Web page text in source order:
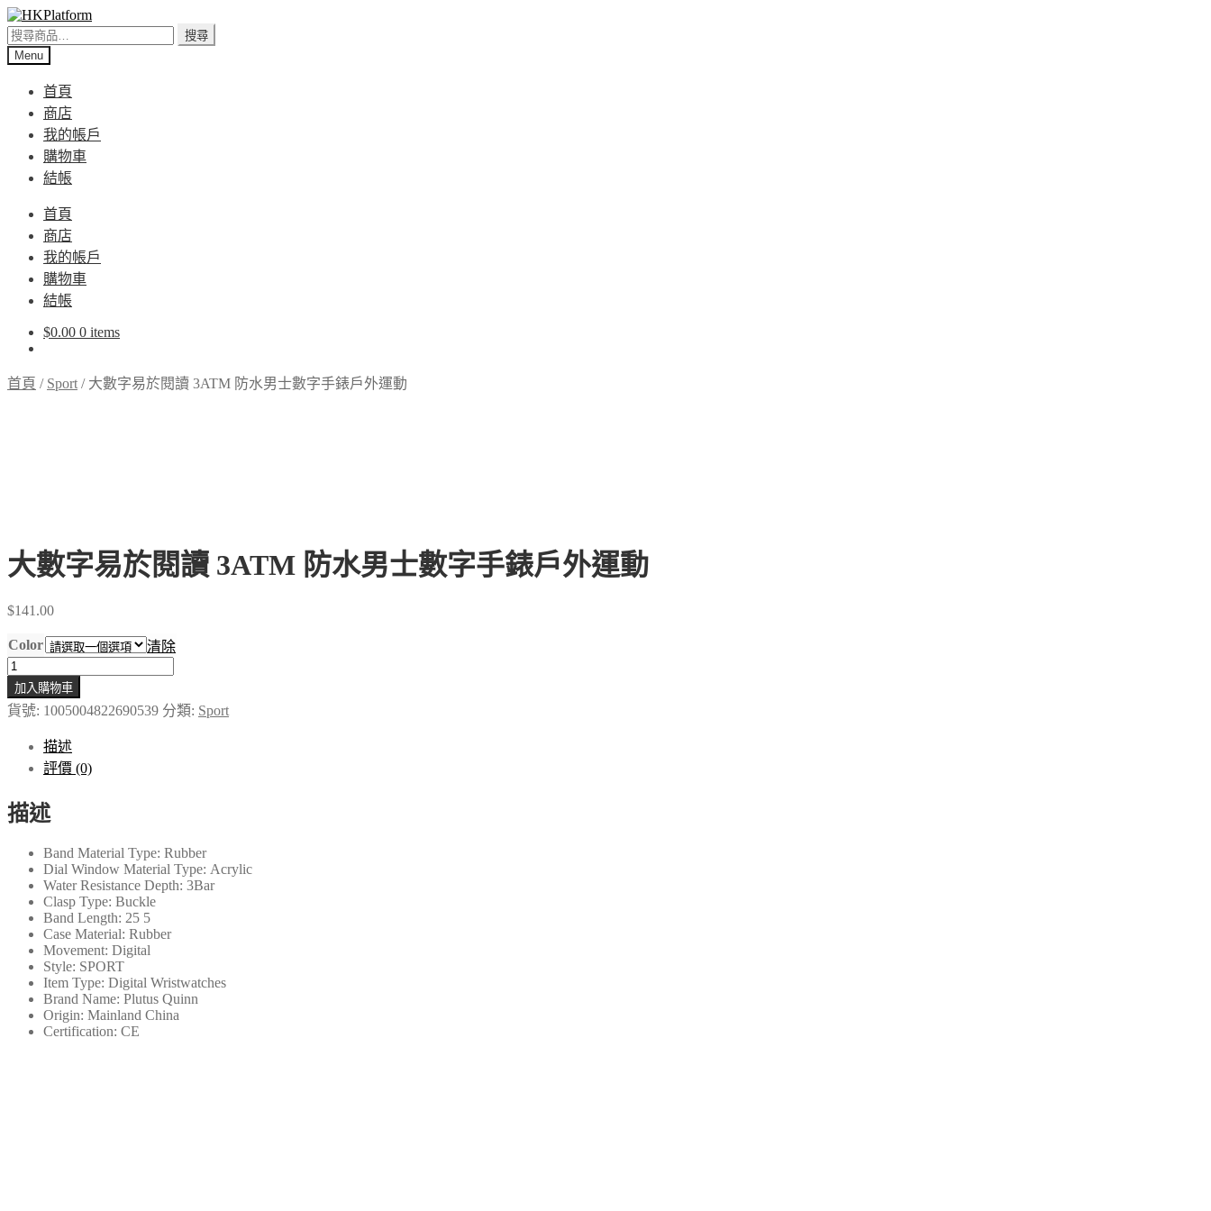
Skip
to
navigation
Skip
to
content
搜
尋
搜尋
Menu
首頁
商店
我的帳戶
購物車
結帳
首頁
商店
我的帳戶
購物車
結帳
$0.00 0 items
首頁 / Sport / 大數字易於閱讀 3ATM 防水男士數字手錶戶外運動
大數字易於閱讀 3ATM 防水男士數字手錶戶外運動
$141.00
Color
清除
大
數
字
讀
3ATM
加入購物車
貨號: 1005004822690539 分類: Sport
描述
評價 (0)
描述
Band Material Type: Rubber
Dial Window Material Type: Acrylic
Water Resistance Depth: 3Bar
Clasp Type: Buckle
Band Length: 25 5
Case Material: Rubber
Movement: Digital
Style: SPORT
Item Type: Digital Wristwatches
Brand Name: Plutus Quinn
Origin: Mainland China
Certification: CE